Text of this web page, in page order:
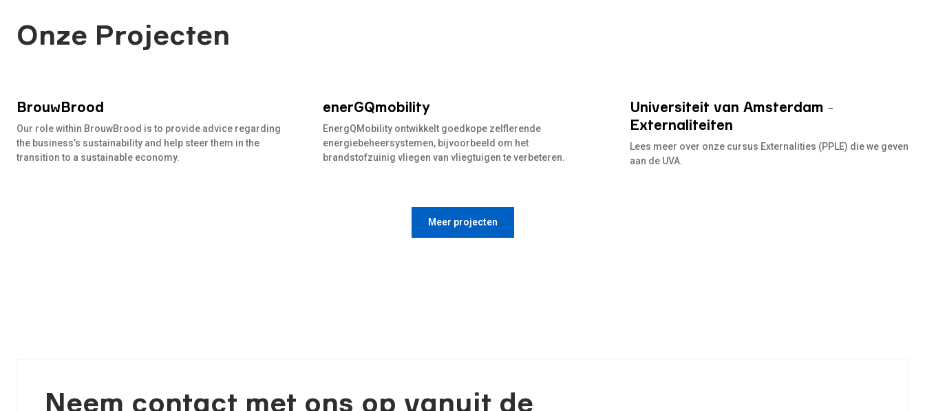
Onze Projecten
BrouwBrood
Our role within BrouwBrood is to provide advice regarding
the business’s sustainability and help steer them in the
transition to a sustainable economy.
enerGQmobility
EnergQMobility ontwikkelt goedkope zelflerende
energiebeheersystemen, bijvoorbeeld om het
brandstofzuinig vliegen van vliegtuigen te verbeteren.
Lees
Universiteit van Amsterdam -
Externaliteiten
Lees meer over onze cursus Externalities (PPLE) die we geven
aan de UVA.
Meer projecten
Neem contact met ons op vanuit de